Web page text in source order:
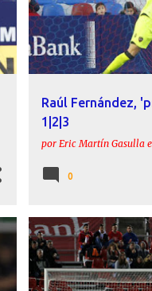
Raúl Fernández,
1|2|3
por Eric Martín Gasulla
0
CRÓNICAS JASON
RCD MALLORCA